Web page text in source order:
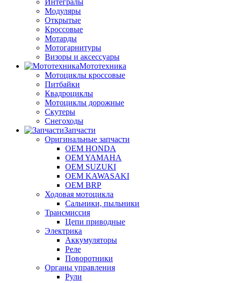
Интегралы
Модуляры
Открытые
Кроссовые
Мотарды
Мотогарнитуры
Визоры и аксессуары
Мототехника
Мотоциклы кроссовые
Питбайки
Квадроциклы
Мотоциклы дорожные
Скутеры
Снегоходы
Запчасти
Оригинальные запчасти
OEM HONDA
OEM YAMAHA
OEM SUZUKI
OEM KAWASAKI
OEM BRP
Ходовая мотоцикла
Сальники, пыльники
Трансмиссия
Цепи приводные
Электрика
Аккумуляторы
Реле
Поворотники
Органы управления
Рули